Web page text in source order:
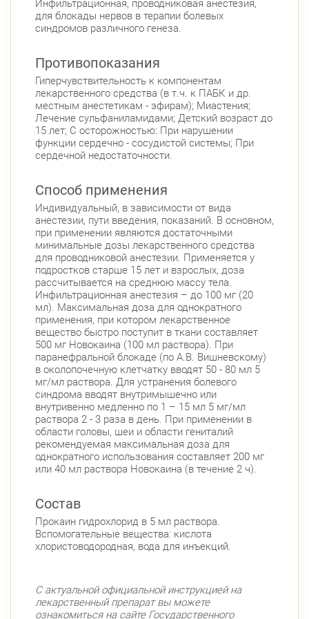
Авиационная улица, д. 7 Круглосуточно
Парк Победы Электросила
ул. Чудновского, д. 19 (Российский пр., д. 7)
Круглосуточно
Проспект Большевиков
ул. Дыбенко ул., д. 8, к. 3 Круглосуточно
Улица Дыбенко
Подвойского 6/5 (Белышева, 5)
Петроградский район
Чкаловский пр., д. 60 Круглосуточно
Петроградская
Спортивная
Чкаловская
Б. Монетная ул., д. 10 Круглосуточно
Горьковская
Петроградская
Приморский район
Туристская ул., д.28 к.1 Круглосуточно
Беговая
Савушкина ул., д.143 Круглосуточно
Беговая
пр. Королёва, д. 61 Круглосуточно
Комендантский пр.
Комендантский пр., д. 34 к. 1 Круглосуточно
Комендантский пр.
Коломяжский пр. 26 (Аллея Поликарпова, д.
2) Круглосуточно
Пионерская
Пионерская Комендантский пр.
Фрунзенский район
Инфильтрационная, проводниковая анестезия,
для блокады нервов в терапии болевых
синдромов различного генеза.
Противопоказания
Гиперчувствительность к компонентам
лекарственного средства (в т.ч. к ПАБК и др.
местным анестетикам - эфирам); Миастения;
Лечение сульфаниламидами; Детский возраст до
15 лет; С осторожностью: При нарушении
функции сердечно - сосудистой системы; При
сердечной недостаточности.
Способ применения
Индивидуальный, в зависимости от вида
анестезии, пути введения, показаний. В основном,
при применении являются достаточными
минимальные дозы лекарственного средства
для проводниковой анестезии. Применяется у
подростков старше 15 лет и взрослых, доза
рассчитывается на среднюю массу тела.
Инфильтрационная анестезия – до 100 мг (20
мл). Максимальная доза для однократного
применения, при котором лекарственное
вещество быстро поступит в ткани составляет
500 мг Новокаина (100 мл раствора). При
паранефральной блокаде (по А.В. Вишневскому)
в околопочечную клетчатку вводят 50 - 80 мл 5
мг/мл раствора. Для устранения болевого
синдрома вводят внутримышечно или
внутривенно медленно по 1 – 15 мл 5 мг/мл
раствора 2 - 3 раза в день. При применении в
области головы, шеи и области гениталий
рекомендуемая максимальная доза для
однократного использования составляет 200 мг
или 40 мл раствора Новокаина (в течение 2 ч).
Состав
Прокаин гидрохлорид в 5 мл раствора.
Вспомогательные вещества: кислота
хлористоводородная, вода для инъекций.
С актуальной официальной инструкцией на
лекарственный препарат вы можете
ознакомиться на сайте Государственного